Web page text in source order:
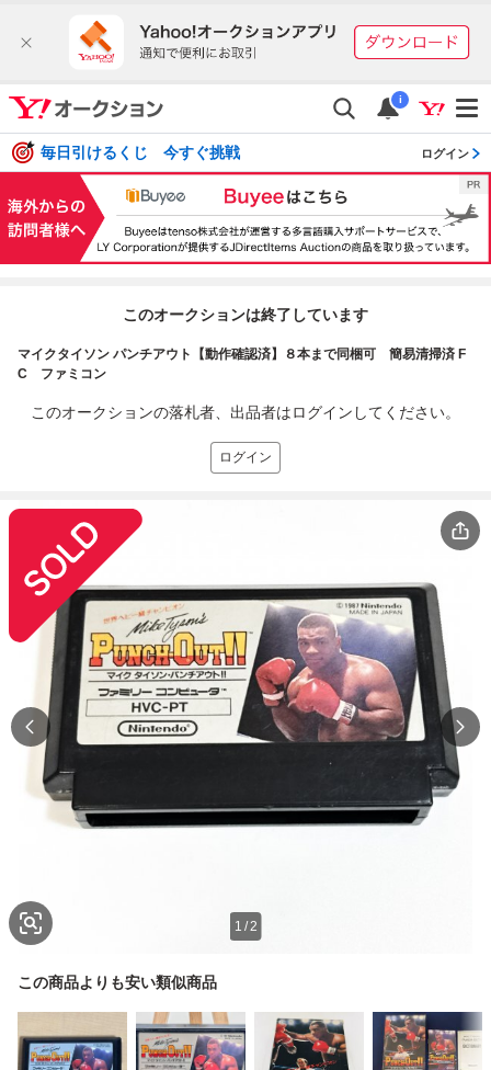
i
毎日引けるくじ 今すぐ挑戦 ログイン
このオークションは終了しています
マイクタイソン パンチアウト【動作確認済】８本まで同梱可 簡易清掃済 F
C ファミコン
このオークションの落札者、出品者はログインしてください。
ログイン
1 /2
この商品よりも安い類似商品